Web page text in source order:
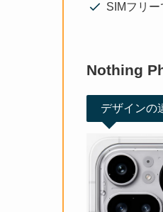
SIMフリ
Nothing
デザインの